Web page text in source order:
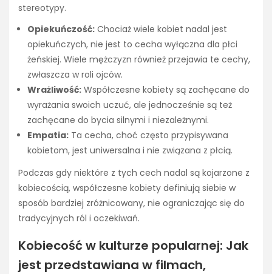
stereotypy.
Opiekuńczość: Chociaż wiele kobiet nadal jest
opiekuńczych, nie jest to cecha wyłączna dla płci
żeńskiej. Wiele mężczyzn również przejawia te cechy,
zwłaszcza w roli ojców.
Wrażliwość: Współczesne kobiety są zachęcane do
wyrażania swoich uczuć, ale jednocześnie są też
zachęcane do bycia silnymi i niezależnymi.
Empatia: Ta cecha, choć często przypisywana
kobietom, jest uniwersalna i nie związana z płcią.
Podczas gdy niektóre z tych cech nadal są kojarzone z
kobiecością, współczesne kobiety definiują siebie w
sposób bardziej zróżnicowany, nie ograniczając się do
tradycyjnych ról i oczekiwań.
Kobiecość w kulturze popularnej: Jak
jest przedstawiana w filmach,